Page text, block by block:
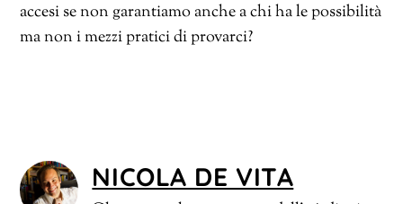
accesi se non garantiamo anche a chi ha le possibilità
ma non i mezzi pratici di provarci?
NICOLA DE VITA